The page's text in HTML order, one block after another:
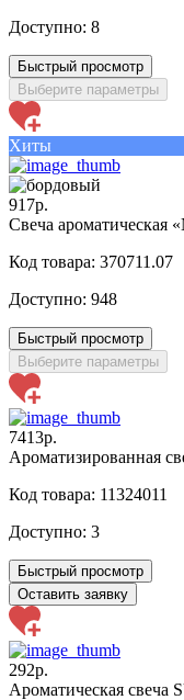
Доступно: 8
Быстрый просмотр
Выберите параметры
Хиты
917р.
Свеча ароматическая
Код товара: 370711.07
Доступно: 948
Быстрый просмотр
Выберите параметры
7413р.
Ароматизированная
Код товара: 11324011
Доступно: 3
Быстрый просмотр
Оставить заявку
292р.
Ароматическая свеча